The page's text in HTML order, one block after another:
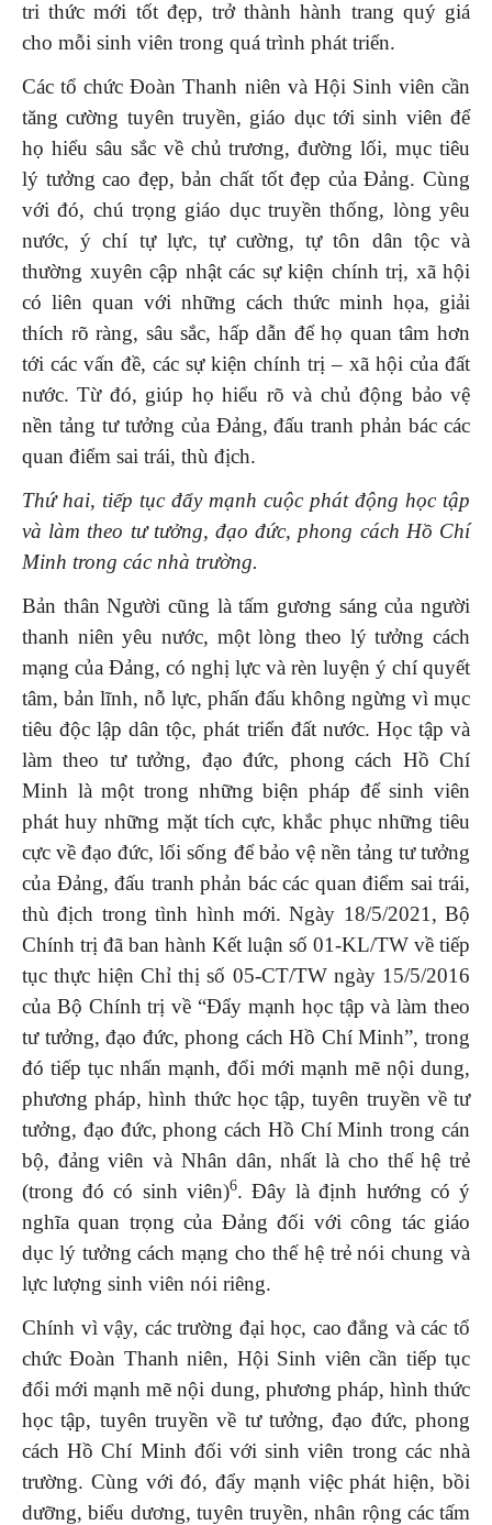
tri thức mới tốt đẹp, trở thành hành trang quý giá
cho mỗi sinh viên trong quá trình phát triển.
Các tổ chức Đoàn Thanh niên và Hội Sinh viên cần
tăng cường tuyên truyền, giáo dục tới sinh viên để
họ hiểu sâu sắc về chủ trương, đường lối, mục tiêu
lý tưởng cao đẹp, bản chất tốt đẹp của Đảng. Cùng
với đó, chú trọng giáo dục truyền thống, lòng yêu
nước, ý chí tự lực, tự cường, tự tôn dân tộc và
thường xuyên cập nhật các sự kiện chính trị, xã hội
có liên quan với những cách thức minh họa, giải
thích rõ ràng, sâu sắc, hấp dẫn để họ quan tâm hơn
tới các vấn đề, các sự kiện chính trị – xã hội của đất
nước. Từ đó, giúp họ hiểu rõ và chủ động bảo vệ
nền tảng tư tưởng của Đảng, đấu tranh phản bác các
quan điểm sai trái, thù địch.
Thứ hai, tiếp tục đẩy mạnh cuộc phát động học tập
và làm theo tư tưởng, đạo đức, phong cách Hồ Chí
Minh trong các nhà trường.
Bản thân Người cũng là tấm gương sáng của người
thanh niên yêu nước, một lòng theo lý tưởng cách
mạng của Đảng, có nghị lực và rèn luyện ý chí quyết
tâm, bản lĩnh, nỗ lực, phấn đấu không ngừng vì mục
tiêu độc lập dân tộc, phát triển đất nước. Học tập và
làm theo tư tưởng, đạo đức, phong cách Hồ Chí
Minh là một trong những biện pháp để sinh viên
phát huy những mặt tích cực, khắc phục những tiêu
cực về đạo đức, lối sống để bảo vệ nền tảng tư tưởng
của Đảng, đấu tranh phản bác các quan điểm sai trái,
thù địch trong tình hình mới. Ngày 18/5/2021, Bộ
Chính trị đã ban hành Kết luận số 01-KL/TW về tiếp
tục thực hiện Chỉ thị số 05-CT/TW ngày 15/5/2016
của Bộ Chính trị về “Đẩy mạnh học tập và làm theo
tư tưởng, đạo đức, phong cách Hồ Chí Minh”, trong
đó tiếp tục nhấn mạnh, đổi mới mạnh mẽ nội dung,
phương pháp, hình thức học tập, tuyên truyền về tư
tưởng, đạo đức, phong cách Hồ Chí Minh trong cán
bộ, đảng viên và Nhân dân, nhất là cho thế hệ trẻ
(trong đó có sinh viên)6. Đây là định hướng có ý
nghĩa quan trọng của Đảng đối với công tác giáo
dục lý tưởng cách mạng cho thế hệ trẻ nói chung và
lực lượng sinh viên nói riêng.
Chính vì vậy, các trường đại học, cao đẳng và các tổ
chức Đoàn Thanh niên, Hội Sinh viên cần tiếp tục
đổi mới mạnh mẽ nội dung, phương pháp, hình thức
học tập, tuyên truyền về tư tưởng, đạo đức, phong
cách Hồ Chí Minh đối với sinh viên trong các nhà
trường. Cùng với đó, đẩy mạnh việc phát hiện, bồi
dưỡng, biểu dương, tuyên truyền, nhân rộng các tấm